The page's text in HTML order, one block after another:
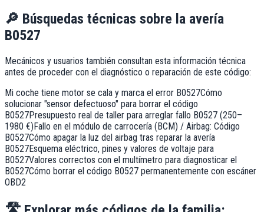
🔎 Búsquedas técnicas sobre la avería
B0527
Mecánicos y usuarios también consultan esta información técnica
antes de proceder con el diagnóstico o reparación de este código:
Mi coche tiene motor se cala y marca el error B0527Cómo
solucionar "sensor defectuoso" para borrar el código
B0527Presupuesto real de taller para arreglar fallo B0527 (250–
1980 €)Fallo en el módulo de carrocería (BCM) / Airbag: Código
B0527Cómo apagar la luz del airbag tras reparar la avería
B0527Esquema eléctrico, pines y valores de voltaje para
B0527Valores correctos con el multímetro para diagnosticar el
B0527Cómo borrar el código B0527 permanentemente con escáner
OBD2